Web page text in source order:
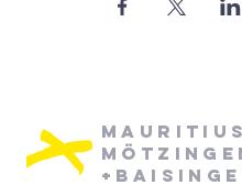
Mauritius